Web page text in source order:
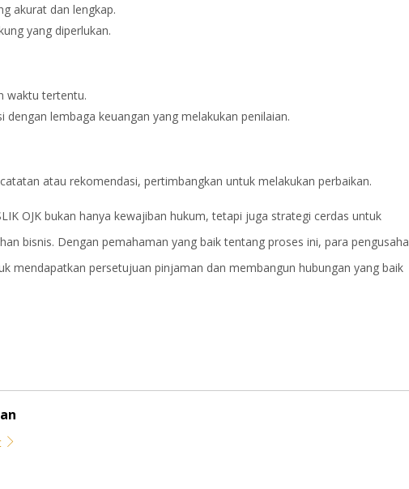
akurat dan lengkap.
yang diperlukan.
waktu tertentu.
lembaga keuangan yang melakukan penilaian.
atau rekomendasi, pertimbangkan untuk melakukan perbaikan.
OJK bukan hanya kewajiban hukum, tetapi juga strategi cerdas untuk
bisnis. Dengan pemahaman yang baik tentang proses ini, para pengusaha
mendapatkan persetujuan pinjaman dan membangun hubungan yang baik